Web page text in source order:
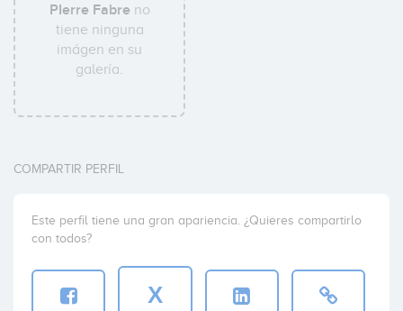
PIerre Fabreno
tiene ninguna
imágen en su
galería.
COMPARTIR PERFIL
Este perfil tiene una gran apariencia. ¿Quieres compartirlo
con todos?
X